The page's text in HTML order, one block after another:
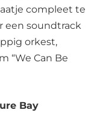
compleet te
een soundtrack
orkest,
“We Can Be
Bay